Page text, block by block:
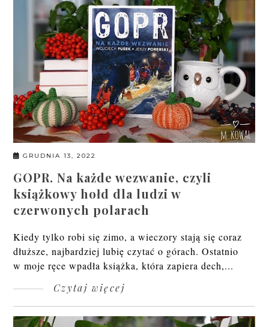
GRUDNIA 13, 2022
GOPR. Na każde wezwanie, czyli
książkowy hołd dla ludzi w
czerwonych polarach
Kiedy tylko robi się zimo, a wieczory stają się coraz
dłuższe, najbardziej lubię czytać o górach. Ostatnio
w moje ręce wpadła książka, która zapiera dech,...
Czytaj więcej